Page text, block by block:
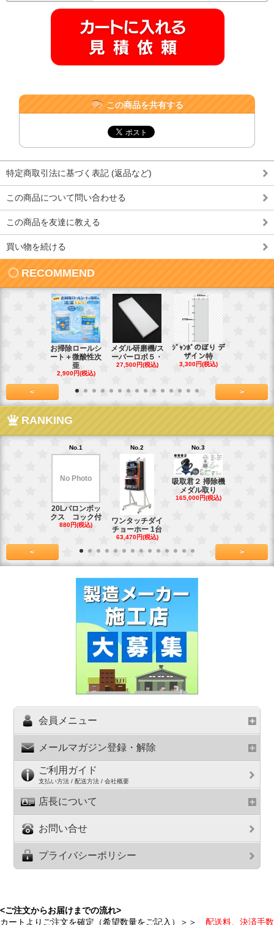
この商品を共有する
特定商取引法に基づく表記 (返品など)
この商品について問い合わせる
この商品を友達に教える
買い物を続ける
RECOMMEND
お掃除ロールシ
ート＋微酸性次
亜
2,900円(税込)
メダル研磨機/ス
ーパーロボ５・
27,500円(税込)
ｼﾞｬﾝﾎﾞのぼり デ
ザイン特
3,300円(税込)
< >
RANKING
No.1
No Photo
20Lバロンボッ
クス コック付
880円(税込)
No.2
ワンタッチダイ
チョーホー 1台
63,470円(税込)
No.3
吸取君２ 掃除機
メダル取り
165,000円(税込)
< >
会員メニュー
メールマガジン登録・解除
ご利用ガイド
支払い方法 / 配送方法 / 会社概要
店長について
お問い合せ
プライバシーポリシー
<ご注文からお届けまでの流れ>
カートよりご注文を確定（希望数量をご記入）＞＞ 配送料、決済手数